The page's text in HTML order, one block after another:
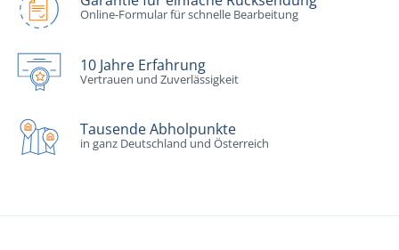
Online-Formular für schnelle Bearbeitung
10 Jahre Erfahrung
Vertrauen und Zuverlässigkeit
Tausende Abholpunkte
in ganz Deutschland und Österreich